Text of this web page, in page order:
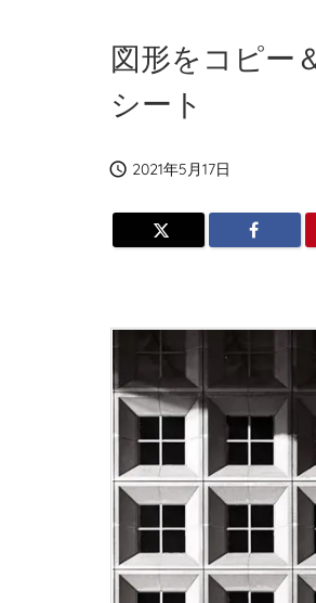
図形をコピー
シート
 2021年5月17日